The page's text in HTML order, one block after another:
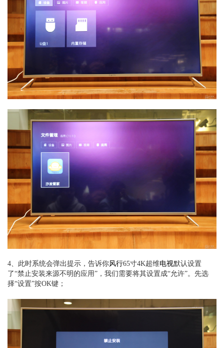
4、此时系统会弹出提示，告诉你风行65寸4K超维电视默认设置
了“禁止安装来源不明的应用”，我们需要将其设置成“允许”。先选
择“设置”按OK键；